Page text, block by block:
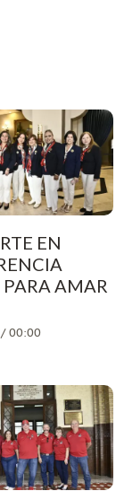
EN
PARA AMAR
00:00